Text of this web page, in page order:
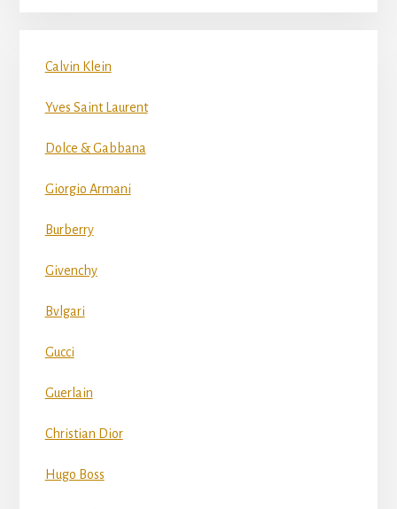
Calvin Klein
Yves Saint Laurent
Dolce & Gabbana
Giorgio Armani
Burberry
Givenchy
Bvlgari
Gucci
Guerlain
Christian Dior
Hugo Boss